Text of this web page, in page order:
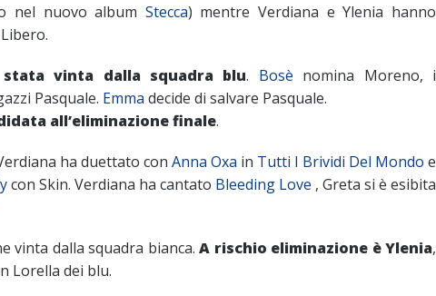
nel nuovo album Stecca) mentre Verdiana e Ylenia hanno
vinta dalla squadra blu. Bosè nomina Moreno, i
Pasquale. Emma decide di salvare Pasquale.
all’eliminazione finale.
ha duettato con Anna Oxa in Tutti I Brividi Del Mondo e
con Skin. Verdiana ha cantato Bleeding Love , Greta si è esibita
vinta dalla squadra bianca. A rischio eliminazione è Ylenia,
Lorella dei blu.